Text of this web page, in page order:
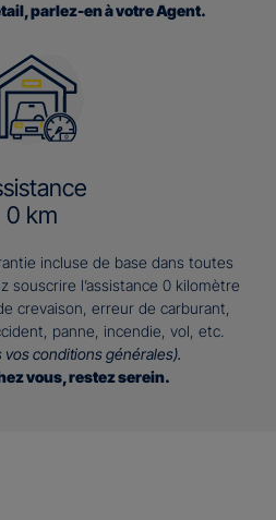
parlez-en à votre Agent.
0 km
incluse de base dans toutes
souscrire l’assistance 0 kilomètre
crevaison, erreur de carburant,
panne, incendie, vol, etc.
vos conditions générales).
vous, restez serein.